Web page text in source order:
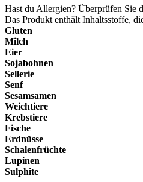
Hast du Allergien? Überprüfen Sie
Das Produkt enthält Inhaltsstoffe,
Gluten
Milch
Eier
Sojabohnen
Sellerie
Senf
Sesamsamen
Weichtiere
Krebstiere
Fische
Erdnüsse
Schalenfrüchte
Lupinen
Sulphite